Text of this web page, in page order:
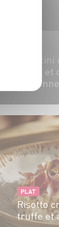
corail
sicilienne
PLAT
Risotto
truffe et